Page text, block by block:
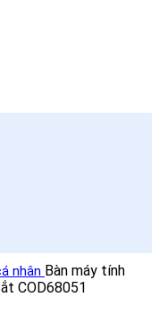
nhân Bàn máy tính
COD68051